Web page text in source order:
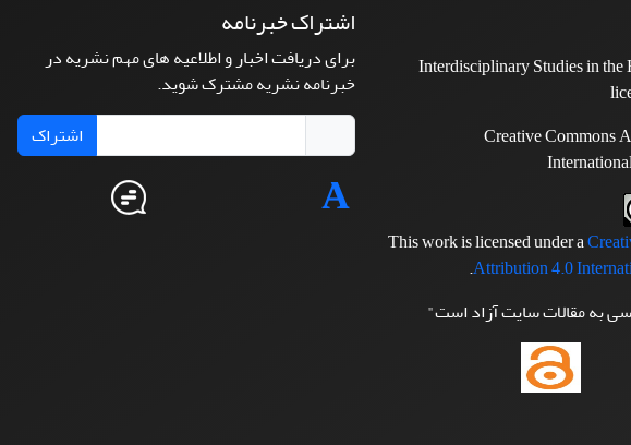
Interdisciplinary Studies in the
Creative Commons
This work is licensed under a
Attribution 4.0
.
به مقالات سایت آزاد است"
اشتراک خبرنامه
برای دریافت اخبار و اطلاعیه های مهم نشریه در
خبرنامه نشریه مشترک شوید.
اشتراک